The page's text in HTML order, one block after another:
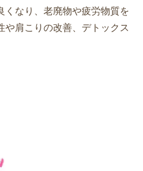
なり、老廃物や疲労物質を
肩こりの改善、デトックス